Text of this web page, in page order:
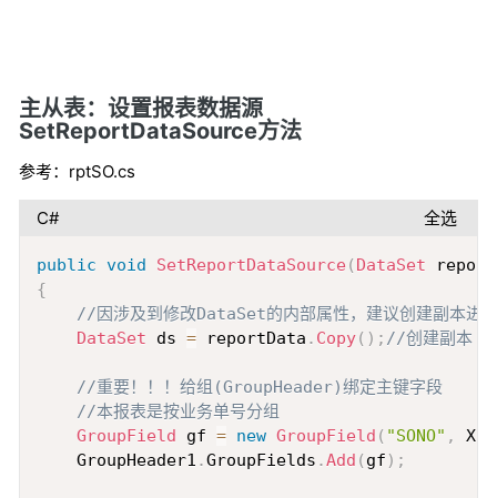
主从表：设置报表数据源
SetReportDataSource方法
参考：rptSO.cs
C# 全选
public void SetReportDataSource( DataSet
{
//因涉及到修改DataSet的内部属性，建议创建副本进
DataSet ds = reportData . Copy( ) ; //创建副本
//重要！！！给组(GroupHeader)绑定主键字段
//本报表是按业务单号分组
GroupField gf = new GroupField ( "SONO" ,
    GroupHeader1
.GroupFields .Add ( gf ) ;